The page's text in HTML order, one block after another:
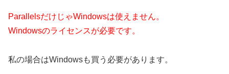
ParallelsだけじゃWindowsは使えません。
Windowsのライセンスが必要です。
私の場合はWindowsも買う必要があります。